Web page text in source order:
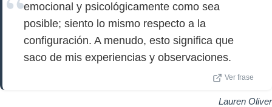
emocional y psicológicamente como sea
posible; siento lo mismo respecto a la
configuración. A menudo, esto significa que
saco de mis experiencias y observaciones.
Ver frase
Lauren Oliver